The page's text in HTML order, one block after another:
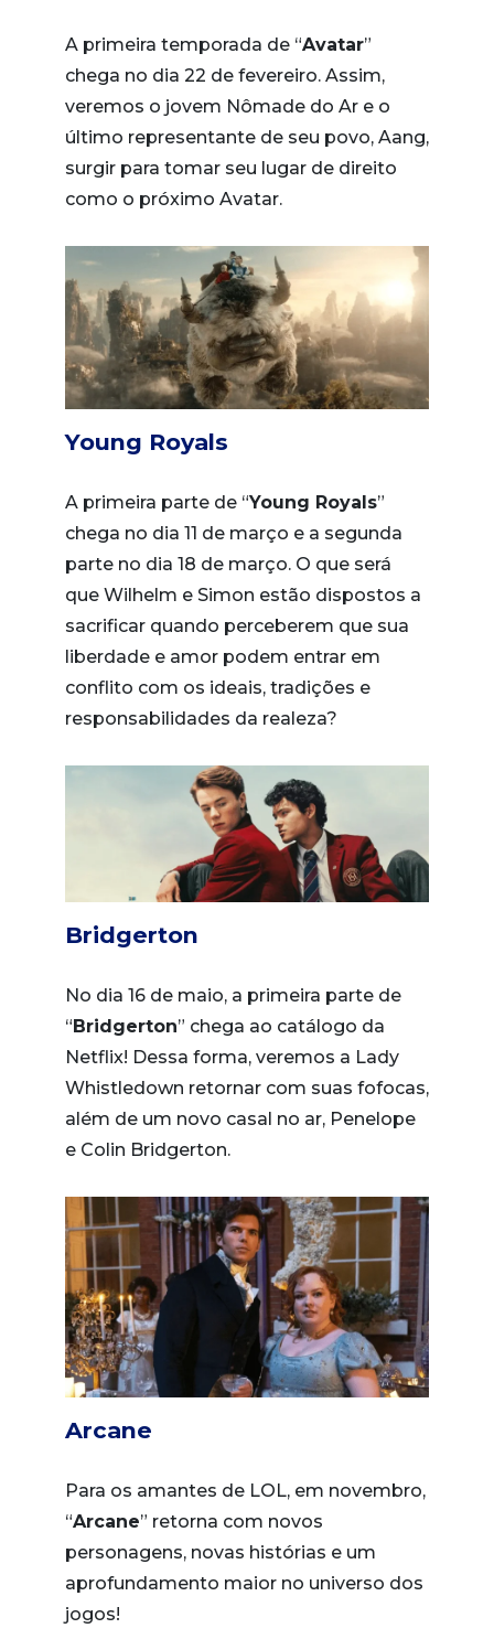
A primeira temporada de “Avatar”
chega no dia 22 de fevereiro. Assim,
veremos o jovem Nômade do Ar e o
último representante de seu povo, Aang,
surgir para tomar seu lugar de direito
como o próximo Avatar.
Young Royals
A primeira parte de “Young Royals”
chega no dia 11 de março e a segunda
parte no dia 18 de março. O que será
que Wilhelm e Simon estão dispostos a
sacrificar quando perceberem que sua
liberdade e amor podem entrar em
conflito com os ideais, tradições e
responsabilidades da realeza?
Bridgerton
No dia 16 de maio, a primeira parte de
“Bridgerton” chega ao catálogo da
Netflix! Dessa forma, veremos a Lady
Whistledown retornar com suas fofocas,
além de um novo casal no ar, Penelope
e Colin Bridgerton.
Arcane
Para os amantes de LOL, em novembro,
“Arcane” retorna com novos
personagens, novas histórias e um
aprofundamento maior no universo dos
jogos!